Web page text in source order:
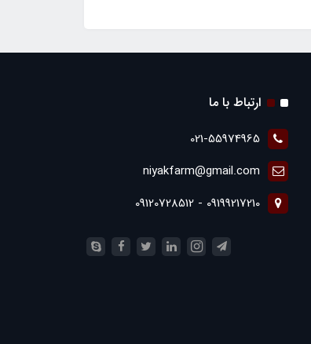
ارتباط با ما
021-55974965
niyakfarm@gmail.com
09199217210 - 09120728512